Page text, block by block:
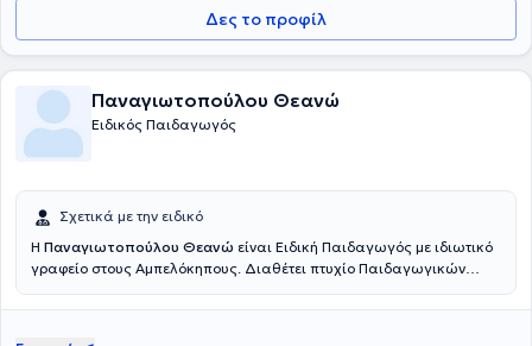
Δες το προφίλ
Παναγιωτοπούλου Θεανώ
Ειδικός Παιδαγωγός
Σχετικά με την ειδικό
Η Παναγιωτοπούλου Θεανώ είναι Ειδική Παιδαγωγός με ιδιωτικό
γραφείο στους Αμπελόκηπους. Διαθέτει πτυχίο Παιδαγωγικών
δυσλεξία και οι δυσκολίες που προκαλεί στην παιδαγωγική σχέση"